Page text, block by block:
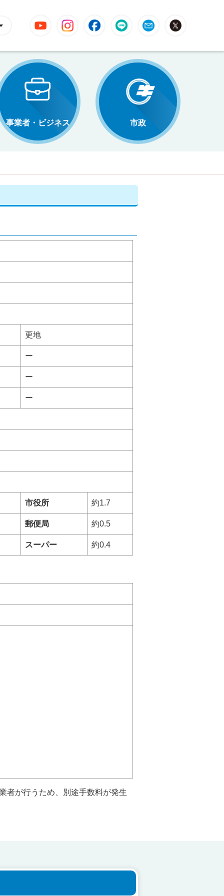
YouTube InstagramFacebookLINE Mail
事業者・ビジネス 市政
更地
ー
ー
ー
市役所 約1.7
郵便局 約0.5
スーパー 約0.4
者が行うため、別途手数料が発生